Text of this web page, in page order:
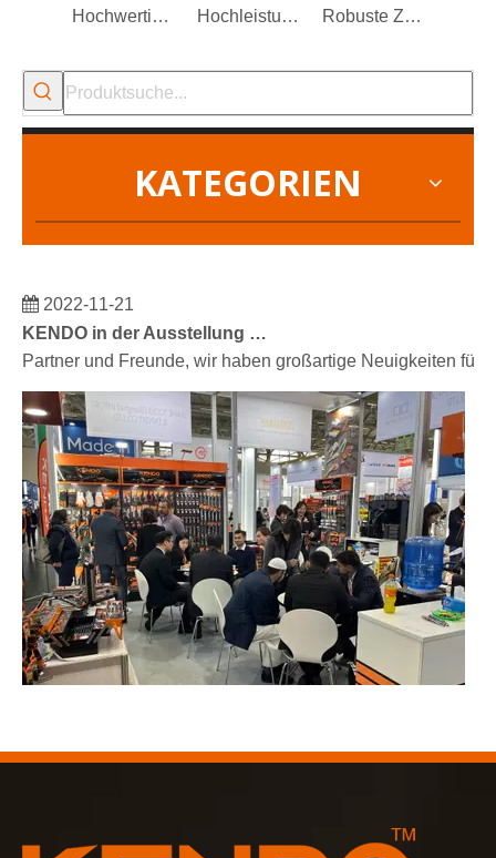
Hochwertige Sicherungsringzange Hochleistungs-Seitenschneidezange Robuste Zaunzange mit zusätzlicher Nut an der Backe
KATEGORIEN
2022-11-21
Partner und Freunde, wir haben großartige Neuigkeiten für